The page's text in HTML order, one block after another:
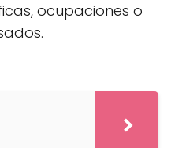
ocupaciones o